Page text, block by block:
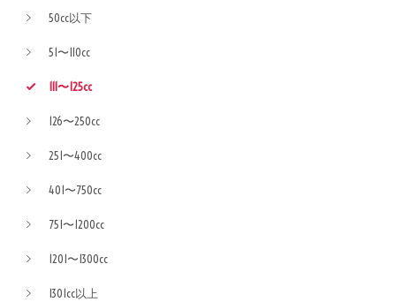
50cc以下
51〜110cc
111〜125cc
126〜250cc
251〜400cc
401〜750cc
751〜1200cc
1201〜1300cc
1301cc以上